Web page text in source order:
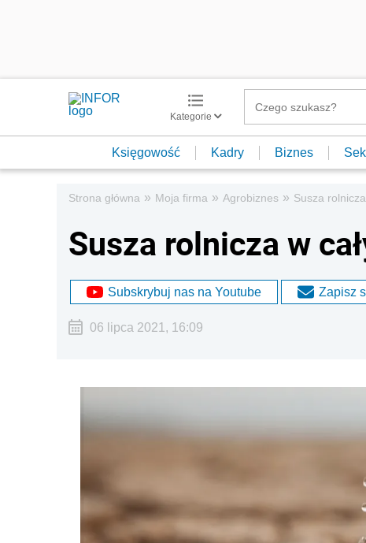
Kategorie
Księgowość Kadry Biznes
Strona główna » Moja firma » Agrobiznes » Susza
Susza rolnicza w
Subskrybuj nas na Youtube Zapisz
06 lipca 2021, 16:09